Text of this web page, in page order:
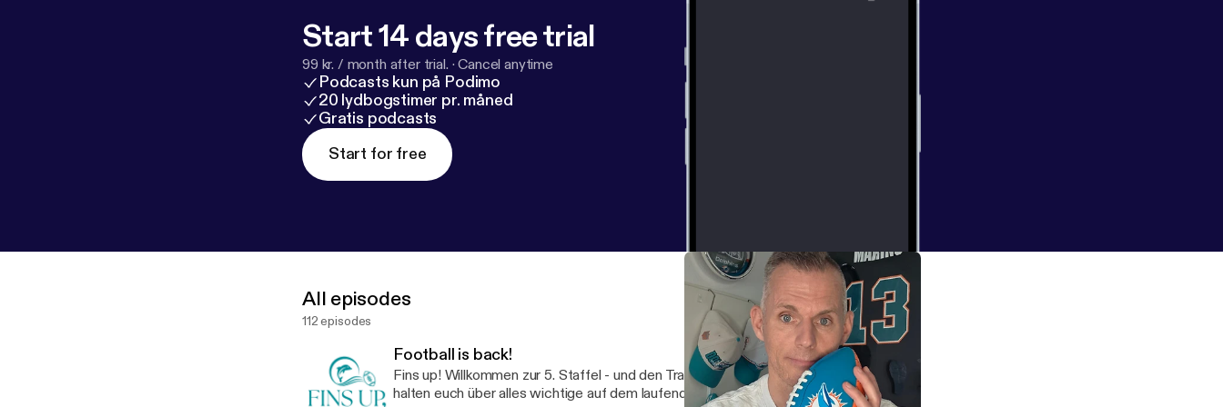
Start 14 days free trial
99 kr. / month after trial. ·Cancel anytime
Podcasts kun på Podimo
20 lydbogstimer pr. måned
Gratis podcasts
Start for free
All episodes
112 episodes
Football is back!
Fins up! Willkommen zur 5. Staffel - und den Trainingscamp der Miami Dolphins! Ich
halten euch über alles wichtige auf dem laufenden, und gebe euch natürlich